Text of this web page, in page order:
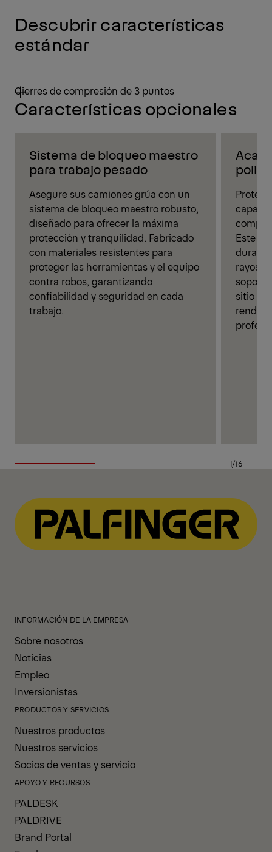
Descubrir características
estándar
Cierres de compresión de 3 puntos
Características opcionales
Sistema de bloqueo maestro
para trabajo pesado
Asegure sus camiones grúa con un
sistema de bloqueo maestro robusto,
diseñado para ofrecer la máxima
protección y tranquilidad. Fabricado
con materiales resistentes para
proteger las herramientas y el equipo
contra robos, garantizando
confiabilidad y seguridad en cada
trabajo.
Proteja
capa
Este
rayos
sitio de
1/16
INFORMACIÓN DE LA EMPRESA
Sobre nosotros
Noticias
Empleo
Inversionistas
PRODUCTOS Y SERVICIOS
Nuestros productos
Nuestros servicios
Socios de ventas y servicio
APOYO Y RECURSOS
PALDESK
PALDRIVE
Brand Portal